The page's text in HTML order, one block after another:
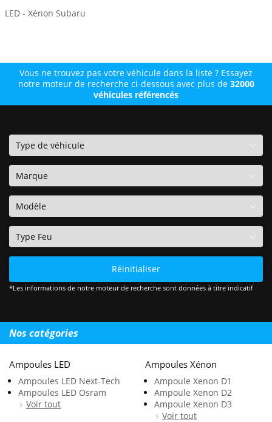
LED - Xénon Subaru
Vous ne trouvez pas votre véhicule dans la liste ? Essayez
notre moteur de recherche ci-dessous avec plus de 32000
véhicules référencés
Réinitialiser
*Les informations de notre moteur de recherche sont données à titre indicatif
Nos catégories
Ampoules LED
Ampoules LED Next-Tech
Ampoules LED Osram
Voir tout
Ampoules Xénon
Ampoule Xenon D1
Ampoule Xenon D2
Ampoule Xenon D3
Voir tout